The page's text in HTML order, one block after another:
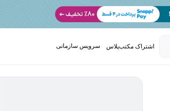
اشتراک مکتب‌پلاس سرویس سازمانی